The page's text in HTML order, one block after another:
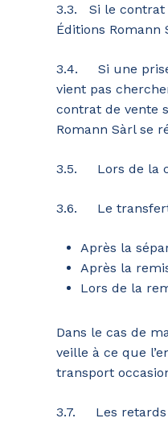
3.3. Si le contrat
Éditions Romann
3.4. Si une prise
vient pas
contrat de vente
Romann Sàrl se
3.5. Lors de la
3.6. Le transfert
Après la
Après la
Lors de la
Dans le cas de
veille à ce que
transport
3.7. Les retards